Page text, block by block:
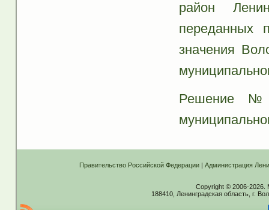
район
переданных
значения
Решение №
Правительство Российской Федерации| Администрация
Copyright © 2006-2026.
188410, Ленинградская область, г.